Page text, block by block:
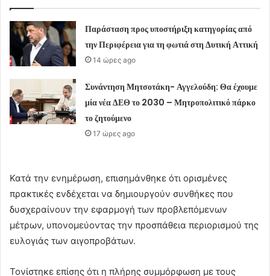
Παράσταση προς υποστήριξη κατηγορίας από
την Περιφέρεια για τη φωτιά στη Δυτική Αττική
14 ώρες ago
Συνάντηση Μητσοτάκη- Αγγελούδη: Θα έχουμε
μία νέα ΔΕΘ το 2030 – Μητροπολιτικό πάρκο
το ζητούμενο
17 ώρες ago
Κατά την ενημέρωση, επισημάνθηκε ότι ορισμένες
πρακτικές ενδέχεται να δημιουργούν συνθήκες που
δυσχεραίνουν την εφαρμογή των προβλεπόμενων
μέτρων, υπονομεύοντας την προσπάθεια περιορισμού της
ευλογιάς των αιγοπροβάτων.
Τονίστηκε επίσης ότι η πλήρης συμμόρφωση με τους